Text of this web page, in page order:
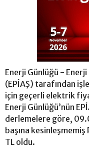
Enerji Günlüğü -
(EPİAŞ) tarafından
için geçerli elektrik
Enerji Günlüğü’nün
derlemelere göre,
başına
TL oldu.